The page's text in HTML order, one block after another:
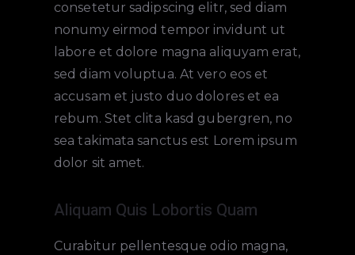
consetetur sadipscing elitr, sed diam
nonumy eirmod tempor invidunt ut
labore et dolore magna aliquyam erat,
sed diam voluptua. At vero eos et
accusam et justo duo dolores et ea
rebum. Stet clita kasd gubergren, no
sea takimata sanctus est Lorem ipsum
dolor sit amet.
Aliquam Quis Lobortis Quam
Curabitur pellentesque odio magna,